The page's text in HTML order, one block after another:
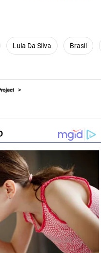
Lula Da Silva Brasil